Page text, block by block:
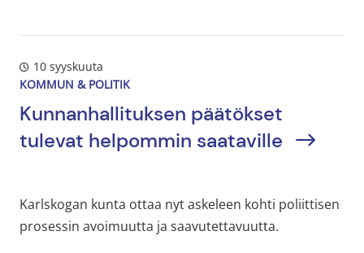
10 syyskuuta
KOMMUN & POLITIK
Kunnanhallituksen päätökset
tulevat helpommin saataville
Karlskogan kunta ottaa nyt askeleen kohti poliittisen
prosessin avoimuutta ja saavutettavuutta.